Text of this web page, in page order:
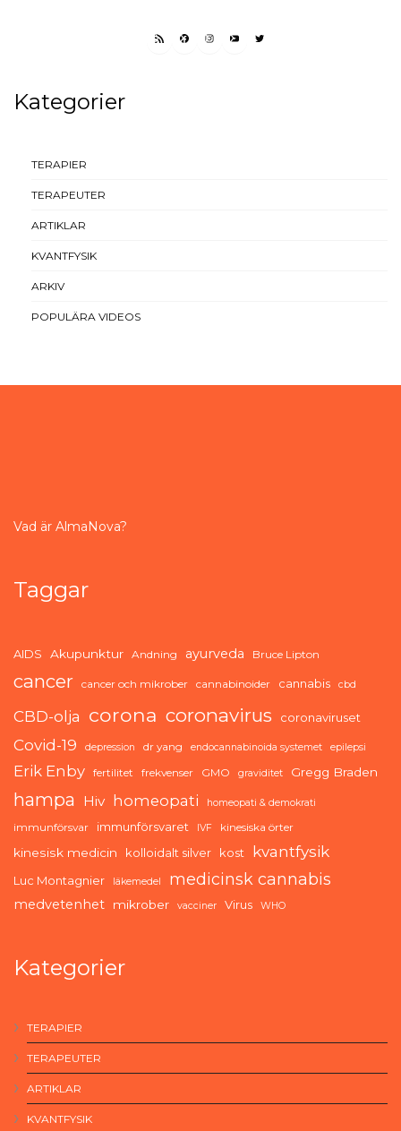
RSS FEEDFACEBOOK
INSTAGRAM
YOUTUBETWITTER
Kategorier
TERAPIER
TERAPEUTER
ARTIKLAR
KVANTFYSIK
ARKIV
POPULÄRA VIDEOS
Vad är AlmaNova?
Taggar
AIDS Akupunktur Andning ayurveda Bruce Lipton
cancer cancer och mikrober cannabinoider cannabis cbd
CBD-olja corona coronavirus coronaviruset
Covid-19 depression dr yang endocannabinoida systemet epilepsi
Erik Enby fertilitet frekvenser GMO graviditet Gregg Braden
hampa Hiv homeopati homeopati & demokrati
immunförsvar immunförsvaret IVF kinesiska örter
kinesisk medicin kolloidalt silver kost kvantfysik
Luc Montagnier läkemedel medicinsk cannabis
medvetenhet mikrober vacciner Virus WHO
Kategorier
TERAPIER
TERAPEUTER
ARTIKLAR
KVANTFYSIK